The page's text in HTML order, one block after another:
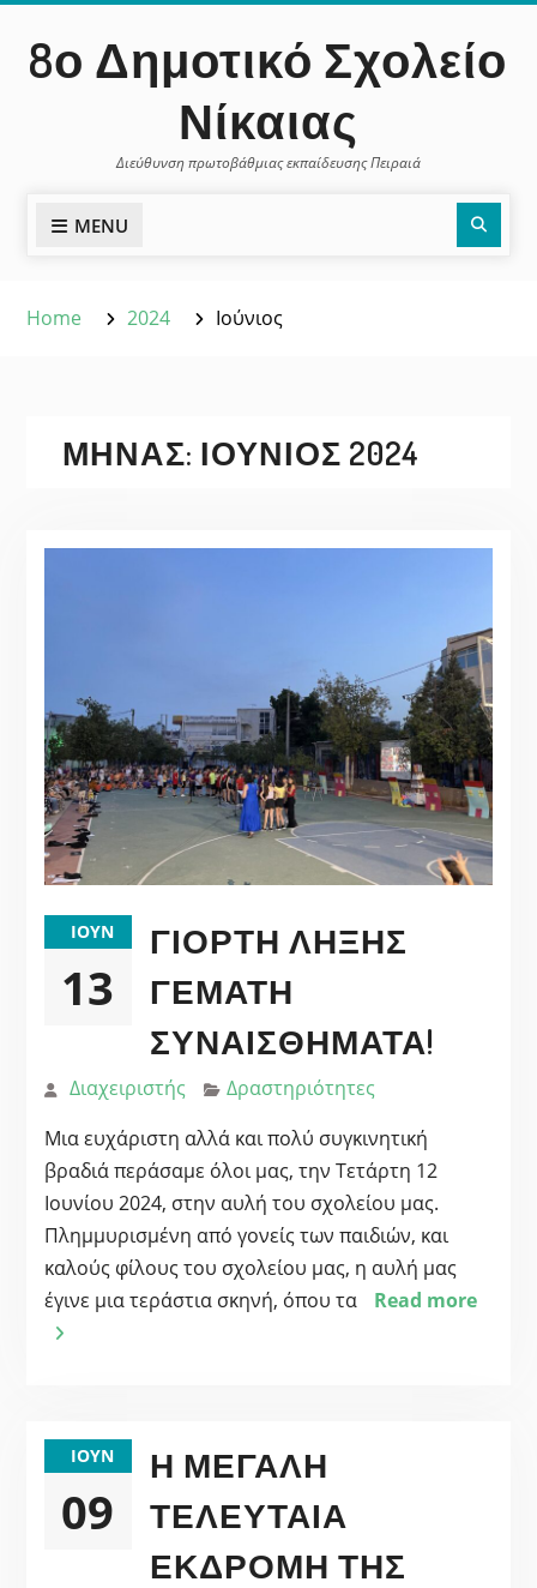
content
8ο Δημοτικό Σχολείο
Νίκαιας
Διεύθυνση πρωτοβάθμιας εκπαίδευσης Πειραιά
MENU
Home 2024 Ιούνιος
ΜΉΝΑΣ: ΙΟΎΝΙΟΣ 2024
ΙΟΎΝ
13
ΓΙΟΡΤΉ ΛΉΞΗΣ
ΓΕΜΆΤΗ
ΣΥΝΑΙΣΘΉΜΑΤΑ!
Διαχειριστής
Δραστηριότητες
Μια ευχάριστη αλλά και πολύ συγκινητική
βραδιά περάσαμε όλοι μας, την Τετάρτη 12
Ιουνίου 2024, στην αυλή του σχολείου μας.
Πλημμυρισμένη από γονείς των παιδιών, και
καλούς φίλους του σχολείου μας, η αυλή μας
έγινε μια τεράστια σκηνή, όπου τα
Read more
ΙΟΎΝ
09
Η ΜΕΓΆΛΗ
ΤΕΛΕΥΤΑΊΑ
ΕΚΔΡΟΜΉ ΤΗΣ